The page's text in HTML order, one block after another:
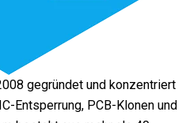
gegründet und konzentriert
Entsperrung, PCB-Klonen und